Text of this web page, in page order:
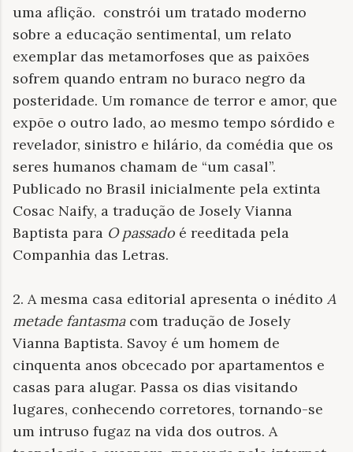
uma aflição. constrói um tratado moderno
sobre a educação sentimental, um relato
exemplar das metamorfoses que as paixões
sofrem quando entram no buraco negro da
posteridade. Um romance de terror e amor, que
expõe o outro lado, ao mesmo tempo sórdido e
revelador, sinistro e hilário, da comédia que os
seres humanos chamam de “um casal”.
Publicado no Brasil inicialmente pela extinta
Cosac Naify, a tradução de Josely Vianna
Baptista para O passado é reeditada pela
Companhia das Letras.
2. A mesma casa editorial apresenta o inédito A
metade fantasmacom tradução de Josely
Vianna Baptista. Savoy é um homem de
cinquenta anos obcecado por apartamentos e
casas para alugar. Passa os dias visitando
lugares, conhecendo corretores, tornando-se
um intruso fugaz na vida dos outros. A